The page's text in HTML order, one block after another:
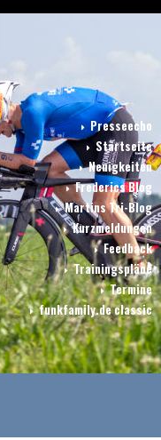
Presseecho
Startseite
Neuigkeiten
Frederics Blog
Martins Tri-Blog
Kurzmeldungen
Feedback
Trainingspläne
Termine
funkfamily.de classic